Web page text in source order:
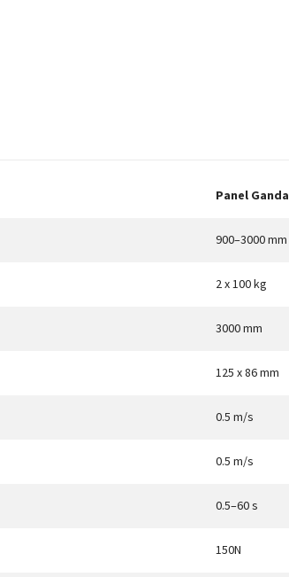
Panel Ganda
900–3000 mm
2 x 100 kg
3000 mm
125 x 86 mm
0.5 m/s
0.5 m/s
0.5–60 s
150N